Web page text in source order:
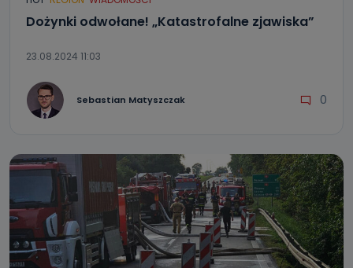
Dożynki odwołane! „Katastrofalne zjawiska”
23.08.2024 11:03
Sebastian Matyszczak 0